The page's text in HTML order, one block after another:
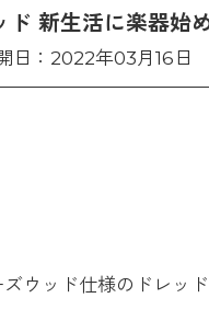
新生活に楽器始
日：2022年03月16日
ウッド仕様のドレッ